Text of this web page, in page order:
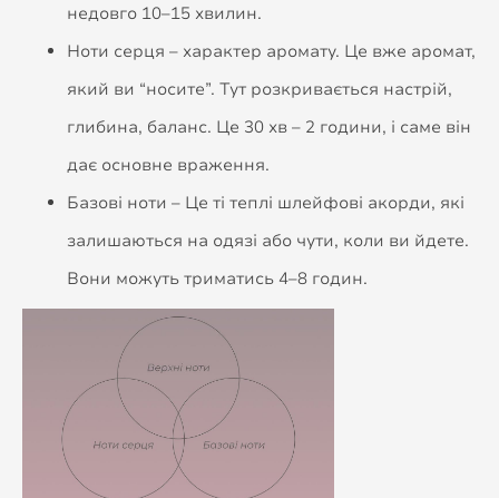
недовго 10–15 хвилин.
Ноти серця – характер аромату. Це вже аромат,
який ви “носите”. Тут розкривається настрій,
глибина, баланс. Це 30 хв – 2 години, і саме він
дає основне враження.
Базові ноти – Це ті теплі шлейфові акорди, які
залишаються на одязі або чути, коли ви йдете.
Вони можуть триматись 4–8 годин.